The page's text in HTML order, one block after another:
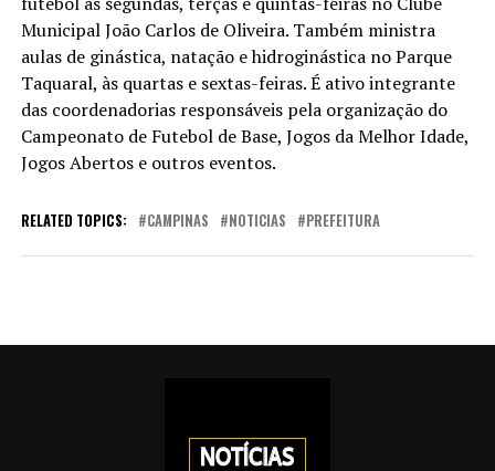
Municipal João Carlos de Oliveira. Também ministra
aulas de ginástica, natação e hidroginástica no Parque
Taquaral, às quartas e sextas-feiras. É ativo integrante
das coordenadorias responsáveis pela organização do
Campeonato de Futebol de Base, Jogos da Melhor Idade,
Jogos Abertos e outros eventos.
RELATED TOPICS: CAMPINAS NOTICIAS PREFEITURA